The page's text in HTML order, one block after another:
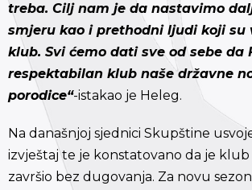
treba. Cilj nam je da nastavimo
smjeru kao i prethodni ljudi koji su
klub. Svi ćemo dati sve od sebe da
respektabilan klub naše državne
porodice“-istakao je Heleg.
Na današnjoj sjednici Skupštine
izvještaj te je konstatovano da je
završio bez dugovanja. Za novu